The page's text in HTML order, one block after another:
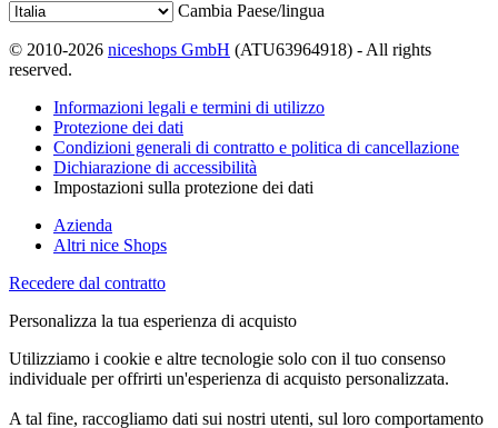
Cambia Paese/lingua
© 2010-2026 niceshops GmbH (ATU63964918) - All rights
reserved.
Informazioni legali e termini di utilizzo
Protezione dei dati
Condizioni generali di contratto e politica di cancellazione
Dichiarazione di accessibilità
Impostazioni sulla protezione dei dati
Azienda
Altri nice Shops
Recedere dal contratto
Personalizza la tua esperienza di acquisto
Utilizziamo i cookie e altre tecnologie solo con il tuo consenso
individuale per offrirti un'esperienza di acquisto personalizzata.
A tal fine, raccogliamo dati sui nostri utenti, sul loro comportamento